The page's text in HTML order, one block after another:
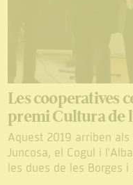
Les cooperatives
premi Cultura de
Aquest 2019 arriben
Juncosa, el Cogul i
les dues de les Borges